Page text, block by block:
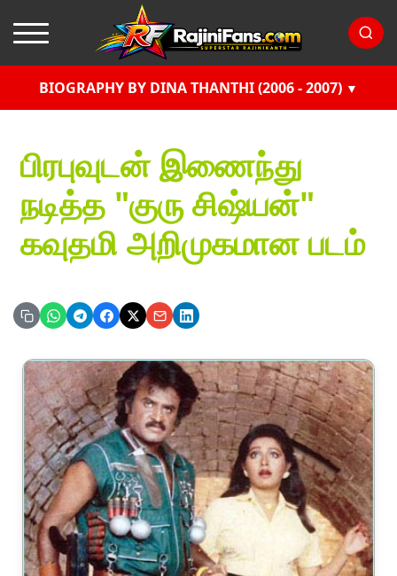
BIOGRAPHY BY DINA THANTHI (2006 - 2007)
பிரபுவுடன் இணைந்து
நடித்த "குரு சிஷ்யன்"
கவுதமி அறிமுகமான படம்